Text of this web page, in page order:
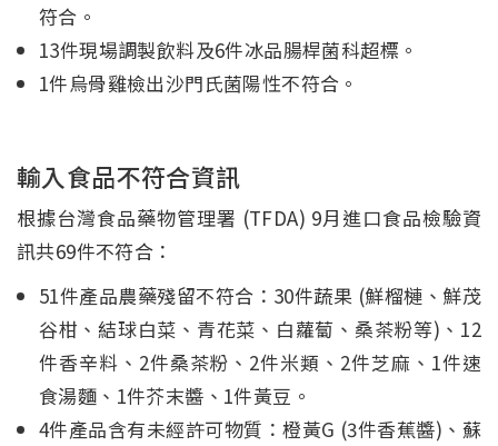
符合。
13件現場調製飲料及6件冰品腸桿菌科超標。
1件烏骨雞檢出沙門氏菌陽性不符合。
輸入食品不符合資訊
根據台灣食品藥物管理署 (TFDA) 9月進口食品檢驗資
訊共69件不符合：
51件產品農藥殘留不符合：30件蔬果 (鮮榴槤、鮮茂
谷柑、結球白菜、青花菜、白蘿蔔、桑茶粉等)、12
件香辛料、2件桑茶粉、2件米類、2件芝麻、1件速
食湯麵、1件芥末醬、1件黃豆。
4件產品含有未經許可物質：橙黃G (3件香蕉醬)、蘇